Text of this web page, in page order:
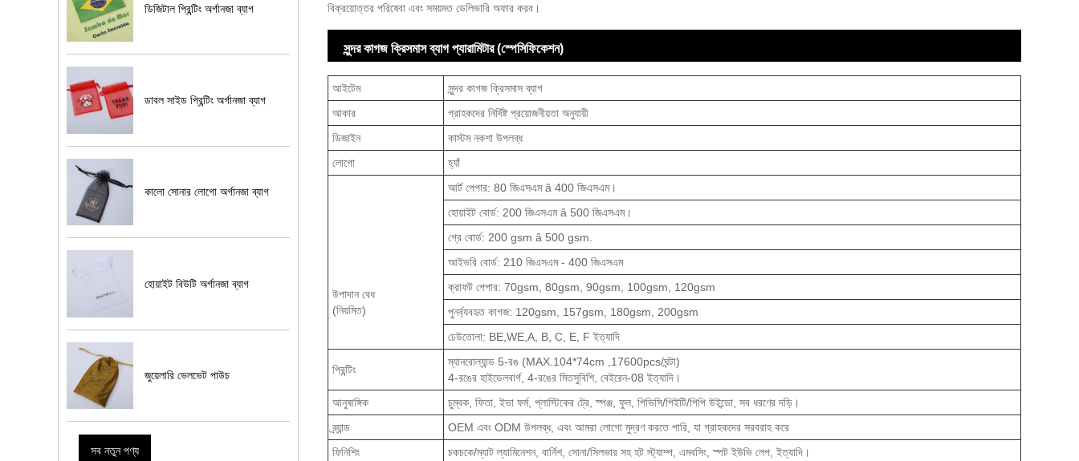
ডিজিটাল প্রিন্টিং অর্গানজা ব্যাগ
ডাবল সাইড প্রিন্টিং অর্গানজা ব্যাগ
কালো সোনার লোগো অর্গানজা ব্যাগ
হোয়াইট বিউটি অর্গানজা ব্যাগ
জুয়েলারি ভেলভেট পাউচ
সব নতুন পণ্য
বিক্রয়োত্তর পরিষেবা এবং সময়মত ডেলিভারি অফার করব।
সুন্দর কাগজ ক্রিসমাস ব্যাগ প্যারামিটার (স্পেসিফিকেশন)
আইটেম
সুন্দর কাগজ ক্রিসমাস ব্যাগ
আকার
গ্রাহকদের নির্দিষ্ট প্রয়োজনীয়তা অনুযায়ী
ডিজাইন
কাস্টম নকশা উপলব্ধ
লোগো
হ্যাঁ
উপাদান বেধ
(নিয়মিত)
আর্ট পেপার: 80 জিএসএম â 400 জিএসএম।
হোয়াইট বোর্ড: 200 জিএসএম â 500 জিএসএম।
গ্রে বোর্ড: 200 gsm â 500 gsm.
আইভরি বোর্ড: 210 জিএসএম - 400 জিএসএম
ক্রাফট পেপার: 70gsm, 80gsm, 90gsm, 100gsm, 120gsm
পুনর্ব্যবহৃত কাগজ: 120gsm, 157gsm, 180gsm, 200gsm
ঢেউতোলা: BE,WE,A, B, C, E, F ইত্যাদি
প্রিন্টিং
ম্যানরোল্যান্ড 5-রঙ (MAX.104*74cm ,17600pcs/ঘন্টা)
4-রঙের হাইডেলবার্গ, 4-রঙের মিতসুবিশি, বেইরেন-08 ইত্যাদি।
আনুষাঙ্গিক
চুম্বক, ফিতা, ইভা ফর্ম, প্লাস্টিকের ট্রে, স্পঞ্জ, ফুল, পিভিসি/পিইটি/পিপি উইন্ডো, সব ধরণের দড়ি।
ব্র্যান্ড
OEM এবং ODM উপলব্ধ, এবং আমরা লোগো মুদ্রণ করতে পারি, যা গ্রাহকদের সরবরাহ করে
ফিনিশিং
চকচকে/ম্যাট ল্যামিনেশন, বার্নিশ, সোনা/সিলভার সহ হট স্ট্যাম্প, এমবসিং, স্পট ইউভি লেপ, ইত্যাদি।